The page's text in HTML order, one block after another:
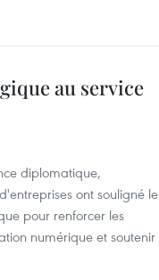
au service
diplomatique,
ont souligné le
pour renforcer les
numérique et soutenir